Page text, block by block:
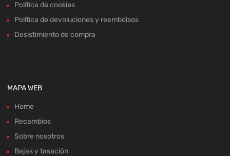
Política de cookies
Política de devoluciones y reembolsos
Desistimiento de compra
MAPA WEB
Home
Recambios
Sobre nosotros
Bajas y tasación